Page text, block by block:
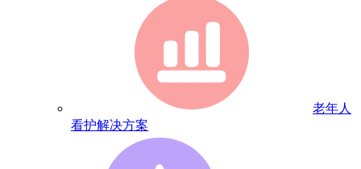
老年人
看护解决方案